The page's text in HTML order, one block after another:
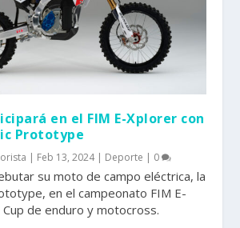
en el FIM E-Xplorer con
Prototype
| Feb 13, 2024| Deporte | 0
su moto de campo eléctrica, la
en el campeonato FIM E-
de enduro y motocross.